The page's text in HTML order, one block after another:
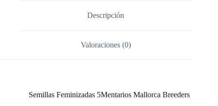
Descripción
Valoraciones (0)
Semillas Feminizadas 5Mentarios Mallorca Breeders